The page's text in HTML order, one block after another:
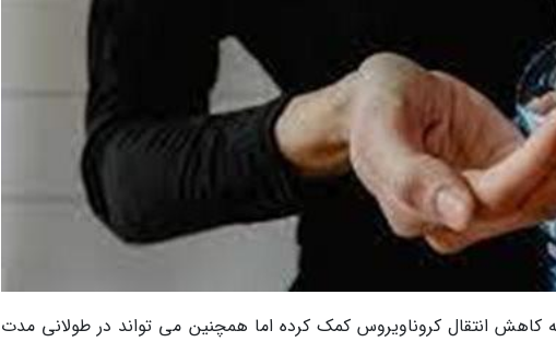
کاهش انتقال کروناویروس کمک کرده اما همچنین می تواند در طولانی مدت